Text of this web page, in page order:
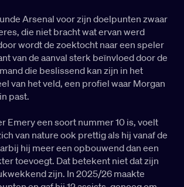
Arsenal voor zijn doelpunten zwaar
die niet bracht wat ervan werd
wordt de zoektocht naar een speler
van de aanval sterk beïnvloed door de
die beslissend kan zijn in het
van het veld, een profiel waar Morgan
past.
Emery een soort nummer 10 is, voelt
van nature ook prettig als hij vanaf de
hij meer een opbouwend dan een
toevoegt. Dat betekent niet dat zijn
zijn. In 2025/26 maakte